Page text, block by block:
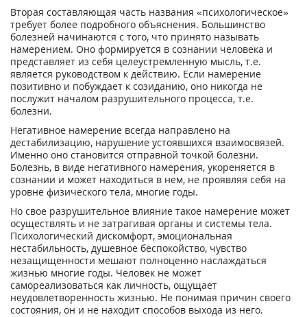
Вторая составляющая часть названия «психологическое»
требует более подробного объяснения. Большинство
болезней начинаются с того, что принято называть
намерением. Оно формируется в сознании человека и
представляет из себя целеустремленную мысль, т.е.
является руководством к действию. Если намерение
позитивно и побуждает к созиданию, оно никогда не
послужит началом разрушительного процесса, т.е.
болезни.
Негативное намерение всегда направлено на
дестабилизацию, нарушение устоявшихся взаимосвязей.
Именно оно становится отправной точкой болезни.
Болезнь, в виде негативного намерения, укореняется в
сознании и может находиться в нем, не проявляя себя на
уровне физического тела, многие годы.
Но свое разрушительное влияние такое намерение может
осуществлять и не затрагивая органы и системы тела.
Психологический дискомфорт, эмоциональная
нестабильность, душевное беспокойство, чувство
незащищенности мешают полноценно наслаждаться
жизнью многие годы. Человек не может
самореализоваться как личность, ощущает
неудовлетворенность жизнью. Не понимая причин своего
состояния, он и не находит способов выхода из него.